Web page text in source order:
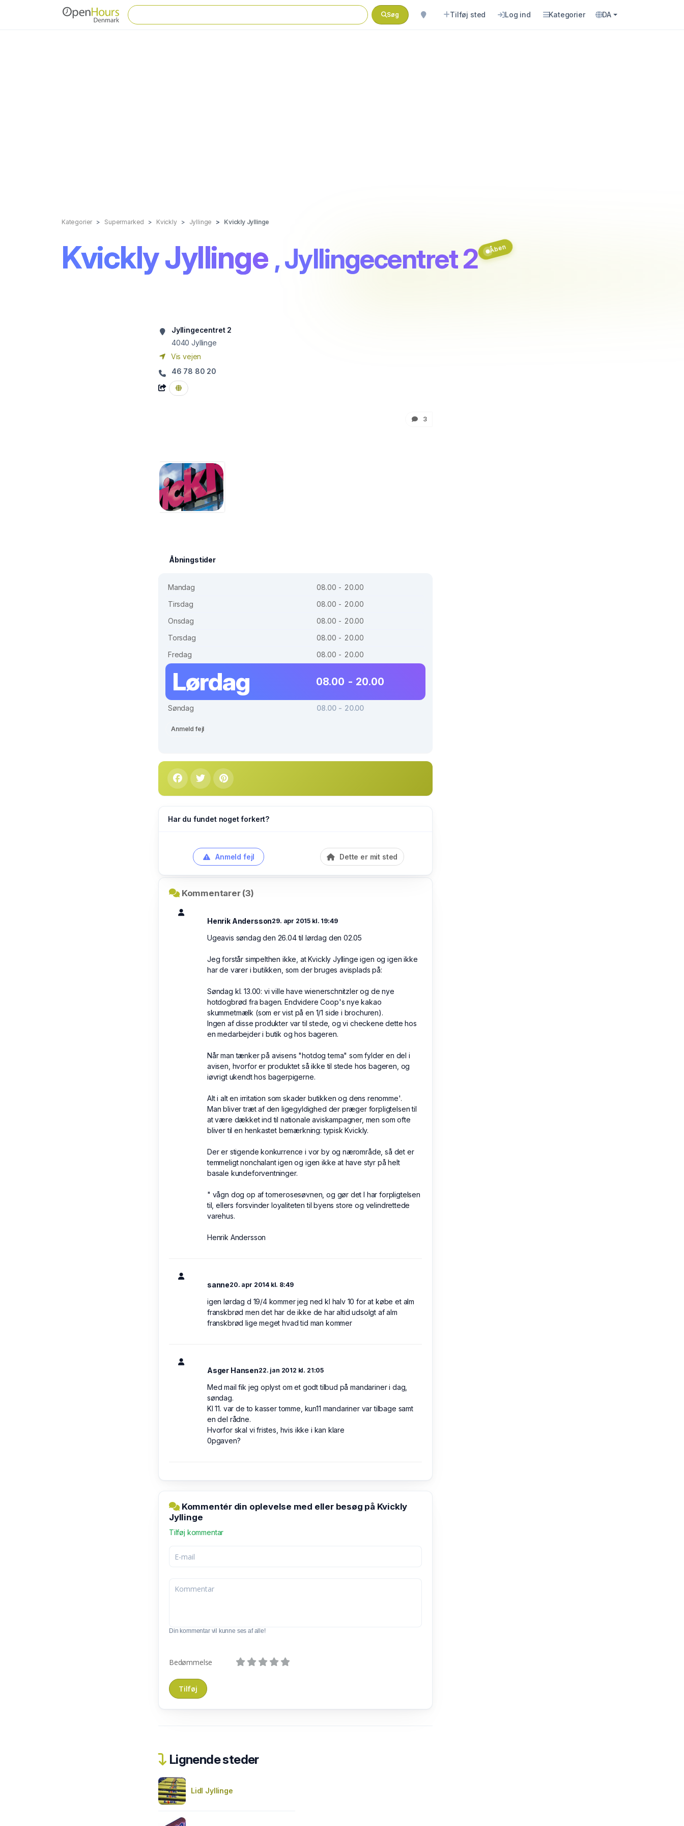
Søg Tilføj sted Log ind Kategorier DA
Kategorier Supermarked Kvickly Jyllinge Kvickly Jyllinge
Kvickly Jyllinge , Jyllingecentret 2 Åben
Jyllingecentret 2
4040 Jyllinge
Vis vejen
46 78 80 20
3
Åbningstider
Mandag
08.00 - 20.00
Tirsdag
08.00 - 20.00
Onsdag
08.00 - 20.00
Torsdag
08.00 - 20.00
Fredag
08.00 - 20.00
Lørdag 08.00 - 20.00
Søndag 08.00 - 20.00
Anmeld fejl
Har du fundet noget forkert?
Anmeld fejl Dette er mit sted
Kommentarer (3)
Henrik Andersson29. apr 2015 kl. 19:49
Ugeavis søndag den 26.04 til lørdag den 02.05
Jeg forstår simpelthen ikke, at Kvickly Jyllinge igen og igen ikke
har de varer i butikken, som der bruges avisplads på:
Søndag kl. 13.00: vi ville have wienerschnitzler og de nye
hotdogbrød fra bagen. Endvidere Coop's nye kakao
skummetmælk (som er vist på en 1/1 side i brochuren).
Ingen af disse produkter var til stede, og vi checkene dette hos
en medarbejder i butik og hos bageren.
Når man tænker på avisens "hotdog tema" som fylder en del i
avisen, hvorfor er produktet så ikke til stede hos bageren, og
iøvrigt ukendt hos bagerpigerne.
Alt i alt en irritation som skader butikken og dens renomme'.
Man bliver træt af den ligegyldighed der præger forpligtelsen til
at være dækket ind til nationale aviskampagner, men som ofte
bliver til en henkastet bemærkning: typisk Kvickly.
Der er stigende konkurrence i vor by og nærområde, så det er
temmeligt nonchalant igen og igen ikke at have styr på helt
basale kundeforventninger.
" vågn dog op af tornerosesøvnen, og gør det I har forpligtelsen
til, ellers forsvinder loyaliteten til byens store og velindrettede
varehus.
Henrik Andersson
sanne20. apr 2014 kl. 8:49
igen lørdag d 19/4 kommer jeg ned kl halv 10 for at købe et alm
franskbrød men det har de ikke de har altid udsolgt af alm
franskbrød lige meget hvad tid man kommer
Asger Hansen22. jan 2012 kl. 21:05
Med mail fik jeg oplyst om et godt tilbud på mandariner i dag,
søndag.
Kl 11. var de to kasser tomme, kun11 mandariner var tilbage samt
en del rådne.
Hvorfor skal vi fristes, hvis ikke i kan klare
0pgaven?
Kommentér din oplevelse med eller besøg på Kvickly
Jyllinge
Tilføj kommentar
Din kommentar vil kunne ses af alle!
Bedømmelse
Lignende steder
Lidl Jyllinge